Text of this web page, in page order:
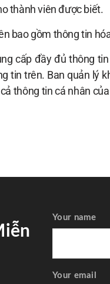
thành viên được biết.
bao gồm thông tin
cấp đầy đủ thông
tin trên. Ban quản lý
thông tin cá nhân
Your name
Your email